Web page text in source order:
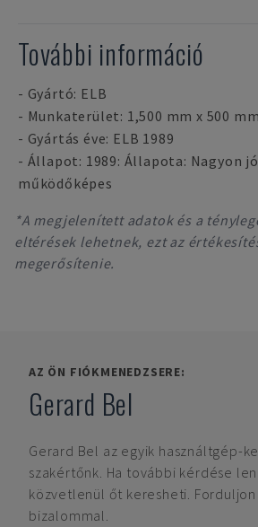
További információ
- Gyártó: ELB
- Munkaterület: 1,500 mm x 500 mm
- Gyártás éve: ELB 1989
- Állapot: 1989: Állapota: Nagyon
működőképes
*A megjelenített adatok és a
eltérések lehetnek, ezt az
megerősítenie.
AZ ÖN FIÓKMENEDZSERE:
Gerard Bel
Gerard Bel az egyik használtgép-
szakértőnk. Ha további kérdése
közvetlenül őt keresheti. Forduljon
bizalommal.